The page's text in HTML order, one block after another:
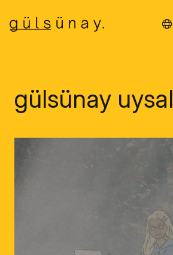
gülsünay uysal